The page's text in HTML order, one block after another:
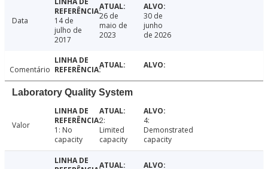
Data
14 de
julho de
2017
26 de
maio de
2023
30 de
junho
de 2026
Comentário
Laboratory Quality System
Valor
1: No
capacity
2:
Limited
capacity
4:
Demonstrated
capacity